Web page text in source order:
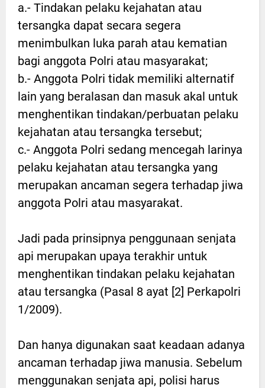
a.- Tindakan pelaku kejahatan atau
tersangka dapat secara segera
menimbulkan luka parah atau kematian
bagi anggota Polri atau masyarakat;
b.- Anggota Polri tidak memiliki alternatif
lain yang beralasan dan masuk akal untuk
menghentikan tindakan/perbuatan pelaku
kejahatan atau tersangka tersebut;
c.- Anggota Polri sedang mencegah larinya
pelaku kejahatan atau tersangka yang
merupakan ancaman segera terhadap jiwa
anggota Polri atau masyarakat.
Jadi pada prinsipnya penggunaan senjata
api merupakan upaya terakhir untuk
menghentikan tindakan pelaku kejahatan
atau tersangka (Pasal 8 ayat [2] Perkapolri
1/2009).
Dan hanya digunakan saat keadaan adanya
ancaman terhadap jiwa manusia. Sebelum
menggunakan senjata api, polisi harus